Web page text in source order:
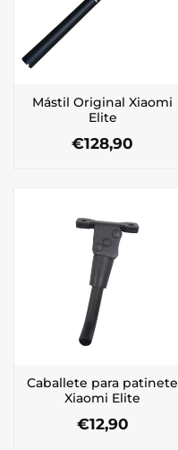
Mástil Original Xiaomi
Elite
€128,90
Caballete para patinete
Xiaomi Elite
€12,90